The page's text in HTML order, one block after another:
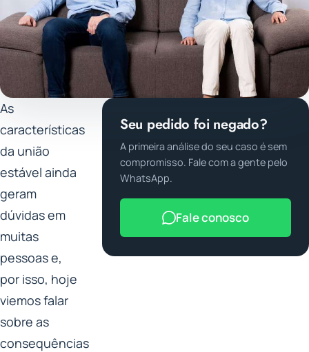
As
características
da união
estável ainda
geram
dúvidas em
muitas
pessoas e,
por isso, hoje
viemos falar
sobre as
consequências
Seu pedido foi negado?
A primeira análise do seu caso é sem
compromisso. Fale com a gente pelo
WhatsApp.
Fale conosco